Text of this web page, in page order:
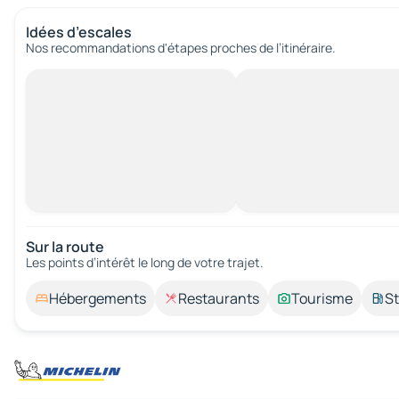
Idées d’escales
Nos recommandations d'étapes proches de l’itinéraire.
Sur la route
Les points d’intérêt le long de votre trajet.
Hébergements Restaurants Tourisme